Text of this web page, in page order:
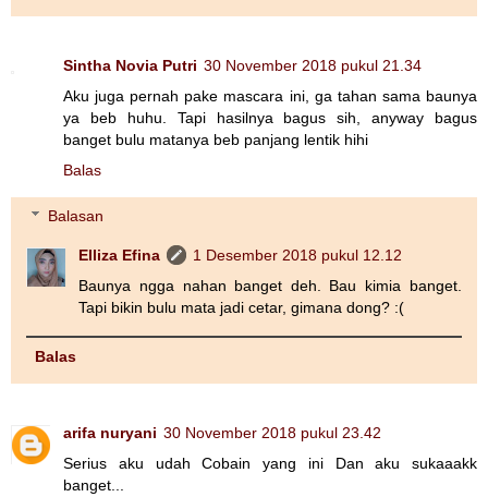
Sintha Novia Putri 30 November 2018 pukul 21.34
Aku juga pernah pake mascara ini, ga tahan sama baunya
ya beb huhu. Tapi hasilnya bagus sih, anyway bagus
banget bulu matanya beb panjang lentik hihi
Balas
Balasan
Elliza Efina
1 Desember 2018 pukul 12.12
Baunya ngga nahan banget deh. Bau kimia banget.
Tapi bikin bulu mata jadi cetar, gimana dong? :(
Balas
arifa nuryani 30 November 2018 pukul 23.42
Serius aku udah Cobain yang ini Dan aku sukaaakk
banget...